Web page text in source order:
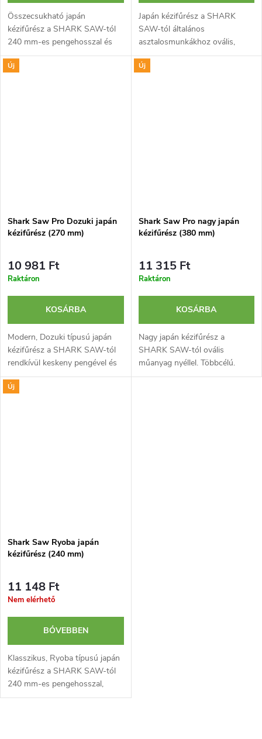
Összecsukható japán
kézifűrész a SHARK SAW-tól
240 mm-es pengehosszal és
műanyag markolattal. Ideális
faanyagok precíz, mély és
Japán kézifűrész a SHARK
SAW-tól általános
asztalosmunkákhoz ovális,
műanyag nyéllel.
Keresztvágásra tervezve. A
Új
Shark Saw Pro Dozuki japán
kézifűrész (270 mm)
10 981 Ft
Raktáron
KOSÁRBA
Modern, Dozuki típusú japán
kézifűrész a SHARK SAW-tól
rendkívül keskeny pengével és
ovális, műanyag markolattal.
Ideális faanyagok nagyon finom
Új
Shark Saw Pro nagy japán
kézifűrész (380 mm)
11 315 Ft
Raktáron
KOSÁRBA
Nagy japán kézifűrész a
SHARK SAW-tól ovális
műanyag nyéllel. Többcélú.
Ideális gyors és mély vágáshoz,
Új
Shark Saw Ryoba japán
kézifűrész (240 mm)
11 148 Ft
Nem elérhető
BŐVEBBEN
Klasszikus, Ryoba típusú japán
kézifűrész a SHARK SAW-tól
240 mm-es pengehosszal,
cserélhető pengével és